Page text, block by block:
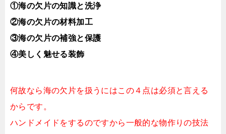
①海の欠片の知識と洗浄
②海の欠片の材料加工
③海の欠片の補強と保護
④美しく魅せる装飾
何故なら海の欠片を扱うにはこの４点は必須と言える
からです。
ハンドメイドをするのですから一般的な物作りの技法